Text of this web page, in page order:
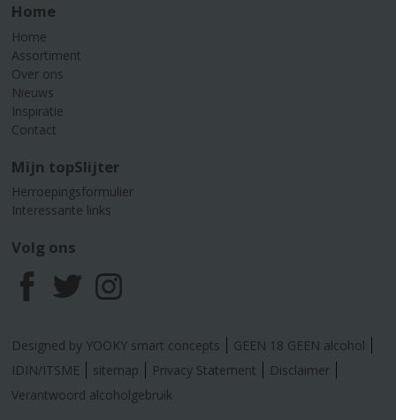
Home
Home
Assortiment
Over ons
Nieuws
Inspiratie
Contact
Mijn topSlijter
Herroepingsformulier
Interessante links
Volg ons
F
a
c
T
w
i
I
n
s
Designed by YOOKY smart concepts
GEEN 18 GEEN alcohol
IDIN/ITSME
sitemap Privacy Statement
Disclaimer
Verantwoord alcoholgebruik